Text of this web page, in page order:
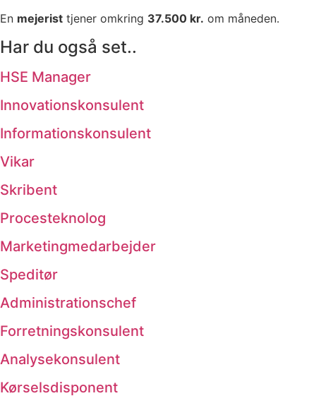
En mejerist tjener omkring 37.500 kr. om måneden.
Har du også set..
HSE Manager
Innovationskonsulent
Informationskonsulent
Vikar
Skribent
Procesteknolog
Marketingmedarbejder
Speditør
Administrationschef
Forretningskonsulent
Analysekonsulent
Kørselsdisponent